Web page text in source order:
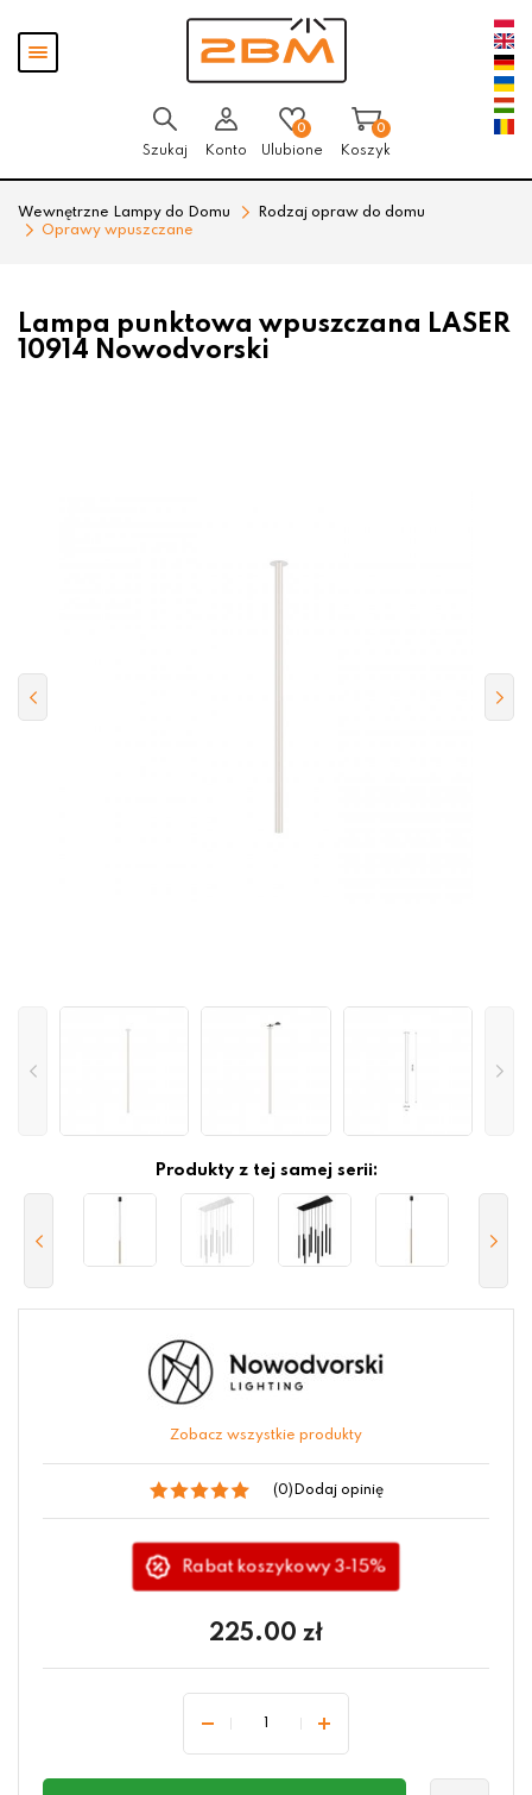
Pokaż
menu
Szukaj Konto
0
Ulubione
0
Koszyk
Wewnętrzne Lampy do Domu
Rodzaj opraw do domu
Oprawy wpuszczane
Lampa punktowa wpuszczana LASER
10914 Nowodvorski
Produkty z tej samej serii:
Zobacz wszystkie produkty
(0) Dodaj opinię
Rabat koszykowy 3-15%
225.00 zł